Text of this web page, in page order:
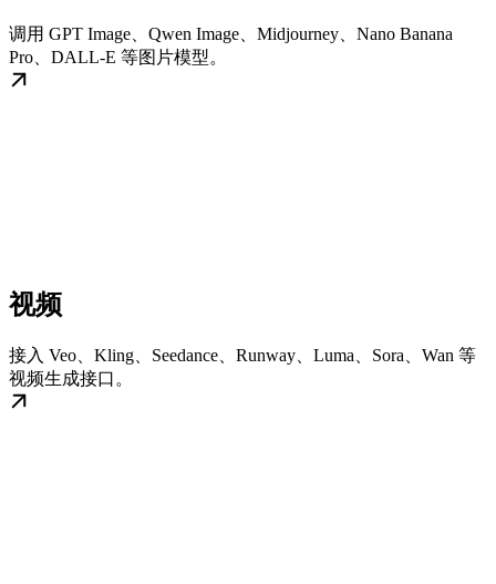
调用 GPT Image、Qwen Image、Midjourney、Nano Banana
Pro、DALL-E 等图片模型。
视频
接入 Veo、Kling、Seedance、Runway、Luma、Sora、Wan 等
视频生成接口。